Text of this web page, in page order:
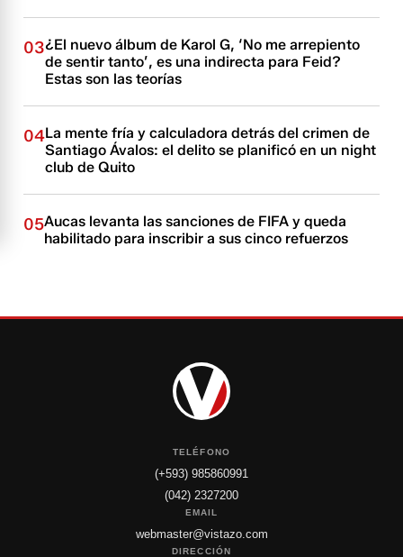
03¿El nuevo álbum de Karol G, ‘No me arrepiento
de sentir tanto’, es una indirecta para Feid?
Estas son las teorías
04La mente fría y calculadora detrás del crimen de
Santiago Ávalos: el delito se planificó en un night
club de Quito
05Aucas levanta las sanciones de FIFA y queda
habilitado para inscribir a sus cinco refuerzos
TELÉFONO
(+593) 985860991
(042) 2327200
EMAIL
webmaster@vistazo.com
DIRECCIÓN